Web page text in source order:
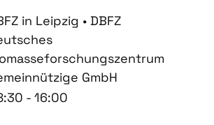
in Leipzig • DBFZ
GmbH
- 16:00